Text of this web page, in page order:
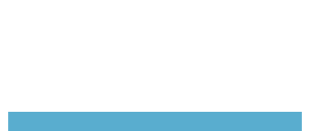
Imagen de portada